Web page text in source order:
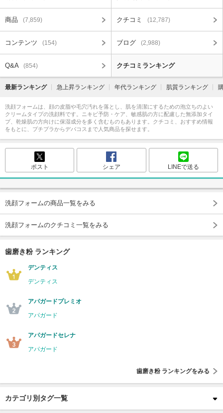
商品 (7,859) クチコミ (12,787)
コンテンツ (154) ブログ (2,988)
Q&A (854) クチコミランキング
最新ランキング 急上昇ランキング 年代ランキング 肌質ランキング
洗顔フォームは、顔の皮脂や毛穴汚れを落とし、肌を清潔にするための泡立ちのよい
クリームタイプの洗顔料です。ニキビ予防・ケア、敏感肌の方に配慮した無添加タイ
プ、乾燥肌の方向けに保湿成分を多く含むものもあります。クチコミ、おすすめ情報
をもとに、プチプラからデパコスまで人気商品を探せます。
ポスト シェア LINEで送る
洗顔フォームの商品一覧をみる
洗顔フォームのクチコミ一覧をみる
歯磨き粉 ランキング
デンティス
デンティス
アパガードプレミオ
アパガード
アパガードセレナ
アパガード
歯磨き粉 ランキングをみる
カテゴリ別タグ一覧